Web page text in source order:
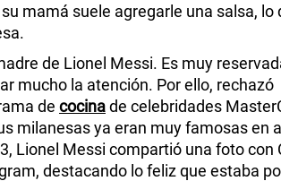
mamá suele agregarle una salsa, lo
de Lionel Messi. Es muy
mucho la atención. Por ello, rechazó
de cocinade celebridades
milanesas ya eran muy famosas en
Lionel Messi compartió una foto con
destacando lo feliz que estaba